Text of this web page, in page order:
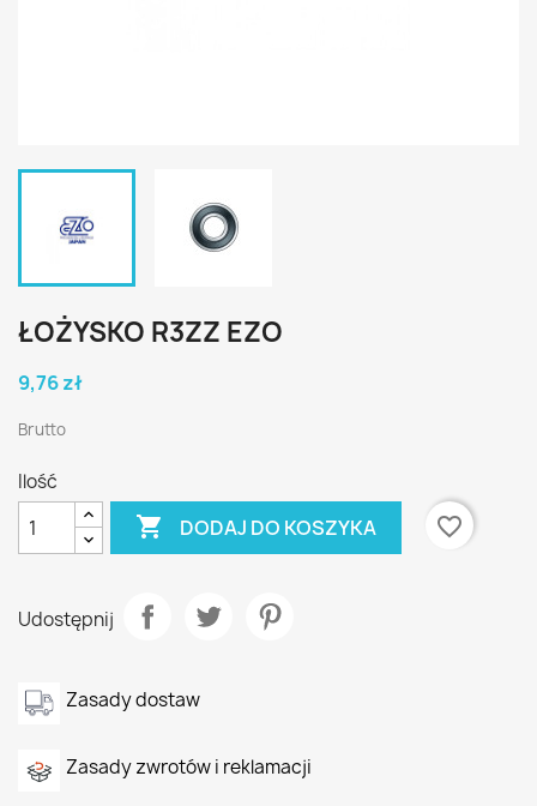
ŁOŻYSKO R3ZZ EZO
9,76 zł
Brutto
Ilość
 DODAJ DO KOSZYKA favorite_border
Udostępnij
Zasady dostaw
Zasady zwrotów i reklamacji